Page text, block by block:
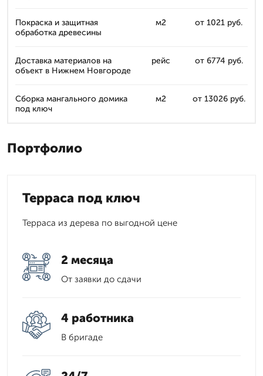
Покраска и защитная
обработка древесины
м2 от 1021 руб.
Доставка материалов на
объект в Нижнем Новгороде
рейс от 6774 руб.
Сборка мангального домика
под ключ
м2 от 13026 руб.
Портфолио
Терраса под ключ
Терраса из дерева по выгодной цене
2 месяца
От заявки до сдачи
4 работника
В бригаде